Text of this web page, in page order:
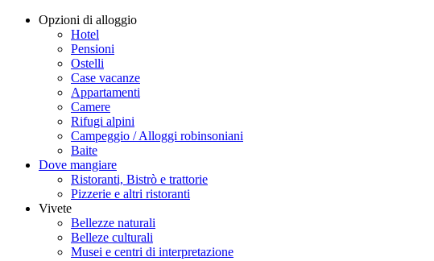
Opzioni di alloggio
Hotel
Pensioni
Ostelli
Case vacanze
Appartamenti
Camere
Rifugi alpini
Campeggio / Alloggi robinsoniani
Baite
Dove mangiare
Ristoranti, Bistrò e trattorie
Pizzerie e altri ristoranti
Vivete
Bellezze naturali
Belleze culturali
Musei e centri di interpretazione